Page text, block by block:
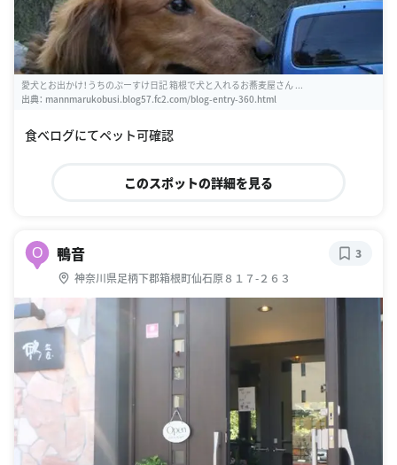
愛犬とお出かけ！うちのぷーすけ日記 箱根で犬と入れるお蕎麦屋さん ...
出典： mannmarukobusi.blog57.fc2.com/blog-entry-360.html
食べログにてペット可確認
このスポットの詳細を見る
O 鴨音
神奈川県足柄下郡箱根町仙石原８１７-２６３
3